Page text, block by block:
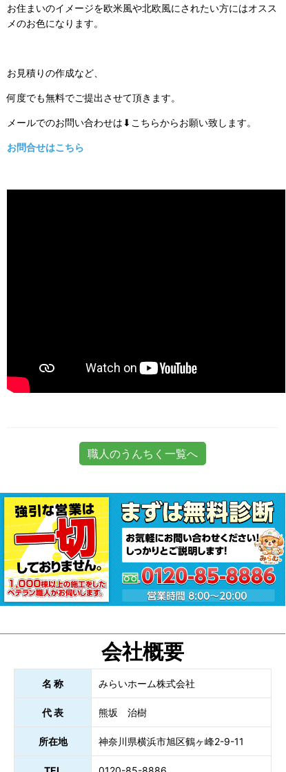
お住まいのイメージを欧米風や北欧風にされたい方にはオスス
メのお色になります。
お見積りの作成など、
何度でも無料でご提出させて頂きます。
メールでのお問い合わせは⬇こちらからお願い致します。
お問合せはこちら
職人のうんちく一覧へ
会社概要
名 称 みらいホーム株式会社
代 表 熊坂 治樹
所在地 神奈川県横浜市旭区鶴ヶ峰2-9-11